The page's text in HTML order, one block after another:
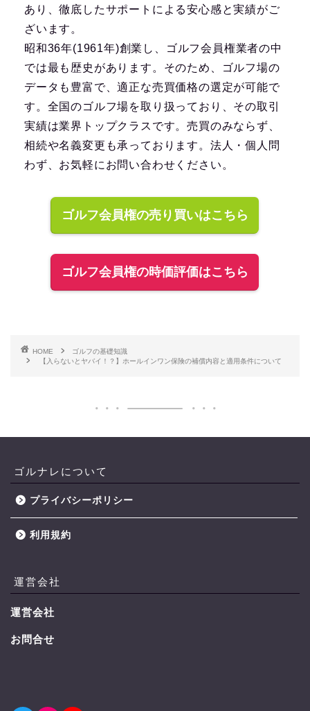
あり、徹底したサポートによる安心感と実績がご
ざいます。
昭和36年(1961年)創業し、ゴルフ会員権業者の中
では最も歴史があります。そのため、ゴルフ場の
データも豊富で、適正な売買価格の選定が可能で
す。全国のゴルフ場を取り扱っており、その取引
実績は業界トップクラスです。売買のみならず、
相続や名義変更も承っております。法人・個人問
わず、お気軽にお問い合わせください。
ゴルフ会員権の売り買いはこちら
ゴルフ会員権の時価評価はこちら
HOME
ゴルフの基礎知識
【入らないとヤバイ！？】ホールインワン保険の補償内容と適用条件について
ゴルナレについて
プライバシーポリシー
利用規約
運営会社
運営会社
お問合せ